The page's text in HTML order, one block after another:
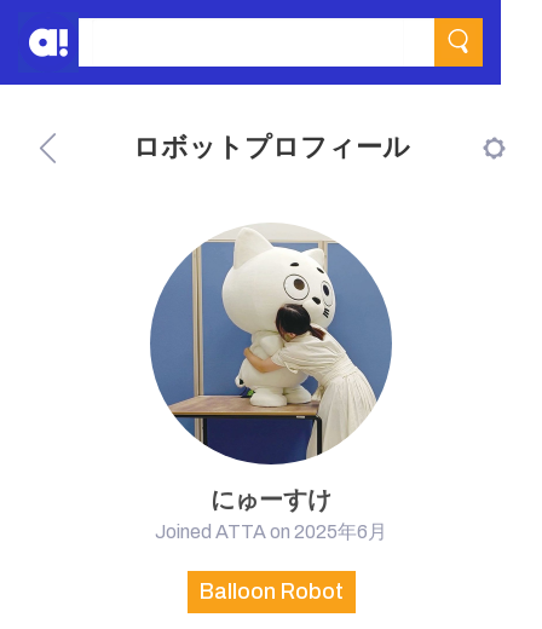
ロボットプロフィール
にゅーすけ
Joined ATTA on 2025年6月
Balloon Robot